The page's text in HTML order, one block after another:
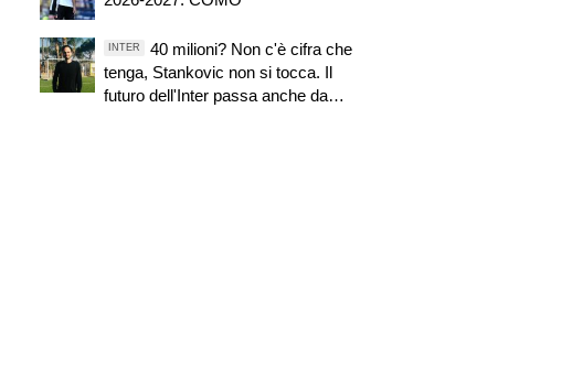
INTER
40 milioni? Non c'è cifra che
tenga, Stankovic non si tocca. Il
futuro dell'Inter passa anche da